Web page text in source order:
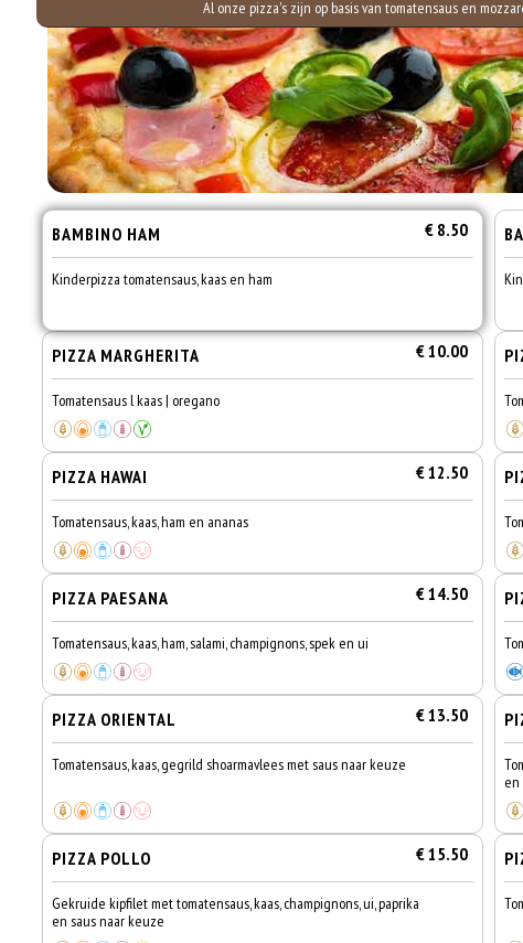
Al onze pizza's zijn op basis van tomatensaus en
BAMBINO HAM € 8.50
Kinderpizza tomatensaus, kaas en ham
PIZZA MARGHERITA € 10.00
Tomatensaus l kaas | oregano
PIZZA HAWAI € 12.50
Tomatensaus, kaas, ham en ananas
PIZZA PAESANA € 14.50
Tomatensaus, kaas, ham, salami, champignons, spek en ui
PIZZA ORIENTAL € 13.50
Tomatensaus, kaas, gegrild shoarmavlees met saus naar keuze
en
PIZZA POLLO € 15.50
Gekruide kipfilet met tomatensaus, kaas, champignons, ui, paprika
en saus naar keuze